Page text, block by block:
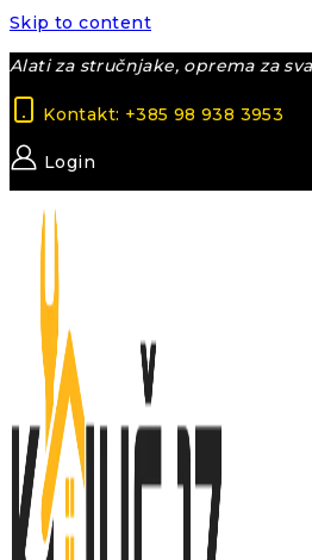
Skip to content
Alati za stručnjake, oprema za
Kontakt: +385 98 938 3953
Login